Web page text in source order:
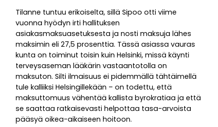
Tilanne tuntuu erikoiselta, sillä Sipoo otti viime
vuonna hyödyn irti hallituksen
asiakasmaksuasetuksesta ja nosti maksuja lähes
maksimin eli 27,5 prosenttia. Tässä asiassa vauras
kunta on toiminut toisin kuin Helsinki, missä käynti
terveysaseman lääkärin vastaantotolla on
maksuton. Silti ilmaisuus ei pidemmällä tähtäimellä
tule kalliiksi Helsingillekään – on todettu, että
maksuttomuus vähentää kallista byrokratiaa ja että
se saattaa ratkaisevasti helpottaa tasa-arvoista
pääsyä oikea-aikaiseen hoitoon.